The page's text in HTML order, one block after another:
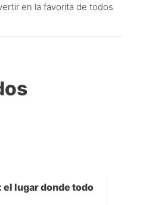
en la favorita de todos
el lugar donde todo